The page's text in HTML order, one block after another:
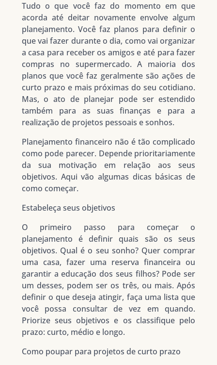
Tudo o que você faz do momento em que
acorda até deitar novamente envolve algum
planejamento. Você faz planos para definir o
que vai fazer durante o dia, como vai organizar
a casa para receber os amigos e até para fazer
compras no supermercado. A maioria dos
planos que você faz geralmente são ações de
curto prazo e mais próximas do seu cotidiano.
Mas, o ato de planejar pode ser estendido
também para as suas finanças e para a
realização de projetos pessoais e sonhos.
Planejamento financeiro não é tão complicado
como pode parecer. Depende prioritariamente
da sua motivação em relação aos seus
objetivos. Aqui vão algumas dicas básicas de
como começar.
Estabeleça seus objetivos
O primeiro passo para começar o
planejamento é definir quais são os seus
objetivos. Qual é o seu sonho? Quer comprar
uma casa, fazer uma reserva financeira ou
garantir a educação dos seus filhos? Pode ser
um desses, podem ser os três, ou mais. Após
definir o que deseja atingir, faça uma lista que
você possa consultar de vez em quando.
Priorize seus objetivos e os classifique pelo
prazo: curto, médio e longo.
Como poupar para projetos de curto prazo